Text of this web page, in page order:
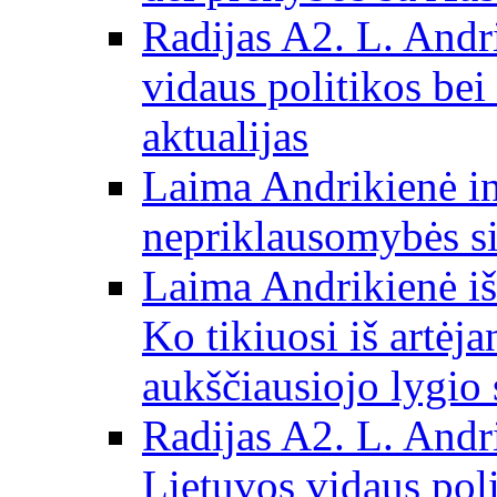
Radijas A2. L.
vidaus politikos bei
aktualijas
Laima Andrikienė
nepriklausomybės
Laima Andrikienė
Ko tikiuosi iš
aukščiausiojo lygio
Radijas A2. L.
Lietuvos vidaus